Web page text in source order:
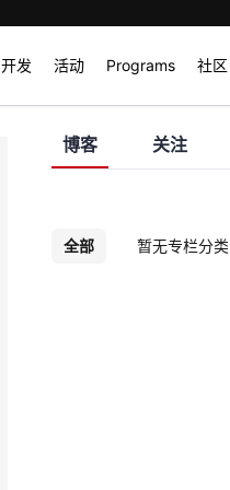
开发 活动 Programs 社区
博客 关注
全部 暂无专栏分类